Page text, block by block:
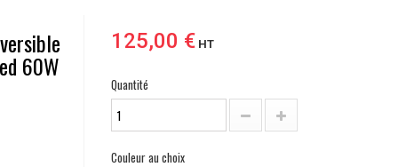
60W
125,00 €HT
Quantité
Couleur au choix